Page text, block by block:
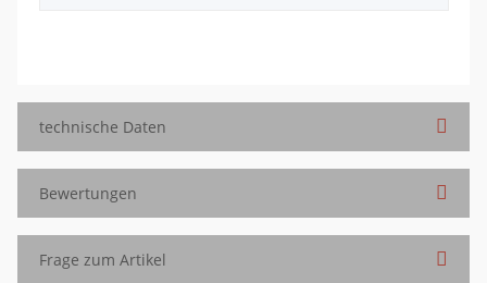
technische Daten
Bewertungen
Frage zum Artikel